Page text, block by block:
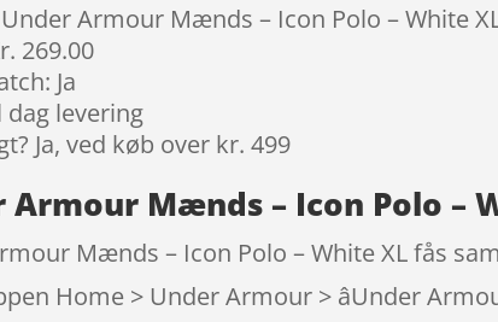
Armour Mænds – Icon Polo – White
269.00
Ja
dag levering
Ja, ved køb over kr. 499
Armour Mænds – Icon Polo –
Mænds – Icon Polo – White XL fås
Home > Under Armour > âUnder